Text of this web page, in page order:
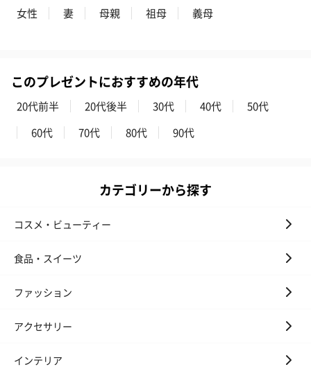
いぶりがっことチーズ
のオイル漬（981円）
ごろっとうまみ チーズ
のオイル漬（塩麹&レモ
ン）（981円）
しょっつるナ
リラックスグッズ
女性 妻 母親 祖母 義母
このプレゼントにおすすめの年代
20代前半 20代後半 30代 40代
50代
60代
70代 80代 90代
カテゴリーから探す
コスメ・ビューティー
食品・スイーツ
ファッション
アクセサリー
インテリア